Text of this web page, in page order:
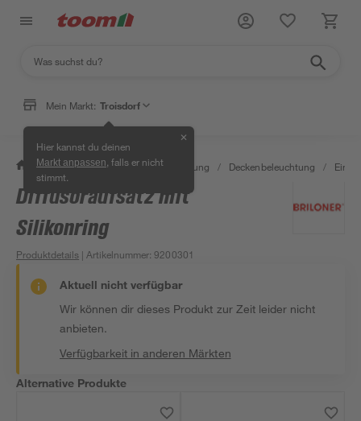
Mein Markt: Troisdorf
Hier kannst du deinen
Markt anpassen , falls er nicht
stimmt.
✕
/ Wohnen & Haushalt / Beleuchtung / Deckenbeleuchtung /
Diffusoraufsatz mit
Silikonring
Produktdetails | Artikelnummer:9200301
Aktuell nicht verfügbar
Wir können dir dieses Produkt zur Zeit leider nicht
anbieten.
Verfügbarkeit in anderen Märkten
Alternative Produkte